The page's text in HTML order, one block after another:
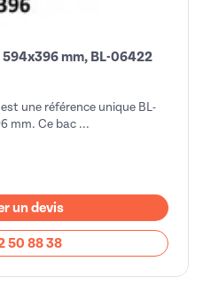
mm, BL-06422
une référence unique BL-
mm. Ce bac ...
un devis
50 88 38